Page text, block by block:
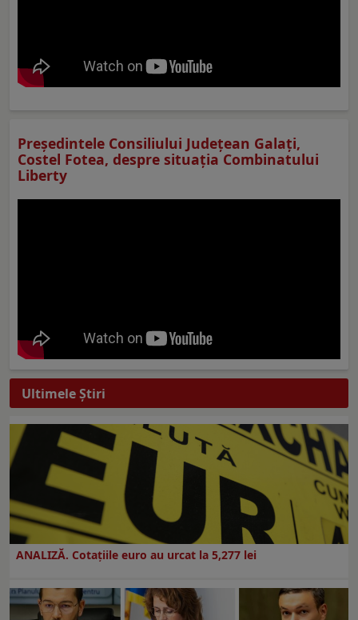
Preşedintele Consiliului Judeţean Galaţi,
Costel Fotea, despre situaţia Combinatului
Liberty
Ultimele Ştiri
ANALIZĂ. Cotațiile euro au urcat la 5,277 lei